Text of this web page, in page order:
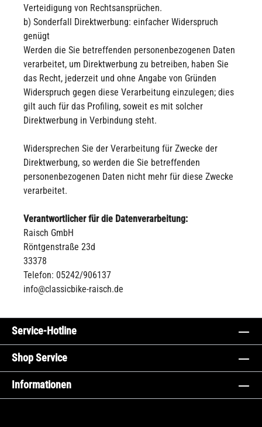
Verteidigung von Rechtsansprüchen.
b) Sonderfall Direktwerbung: einfacher Widerspruch
genügt
Werden die Sie betreffenden personenbezogenen Daten
verarbeitet, um Direktwerbung zu betreiben, haben Sie
das Recht, jederzeit und ohne Angabe von Gründen
Widerspruch gegen diese Verarbeitung einzulegen; dies
gilt auch für das Profiling, soweit es mit solcher
Direktwerbung in Verbindung steht.
Widersprechen Sie der Verarbeitung für Zwecke der
Direktwerbung, so werden die Sie betreffenden
personenbezogenen Daten nicht mehr für diese Zwecke
verarbeitet.
Verantwortlicher für die Datenverarbeitung:
Raisch GmbH
Röntgenstraße 23d
33378
Telefon: 05242/906137
info@classicbike-raisch.de
Service-Hotline
Shop Service
Informationen